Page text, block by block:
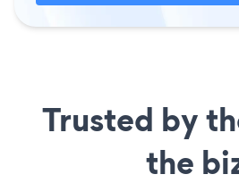
Trusted by
the